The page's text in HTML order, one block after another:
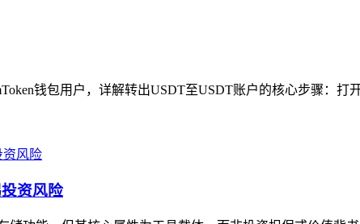
钱包用户，详解转出USDT至USDT账户的核心步骤：打
资风险